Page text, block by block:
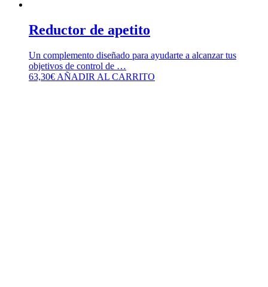
Reductor de apetito
Un complemento diseñado para ayudarte a alcanzar tus
objetivos de control de …
63,30€ AÑADIR AL CARRITO